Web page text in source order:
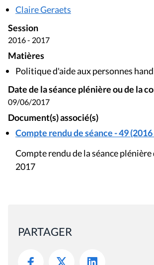
Claire Geraets
Session
2016 - 2017
Matières
Politique d'aide aux personnes
Date de la séance plénière ou de la
09/06/2017
Document(s) associé(s)
Compte rendu de séance - 49
Compte rendu de la séance plénière
2017
PARTAGER